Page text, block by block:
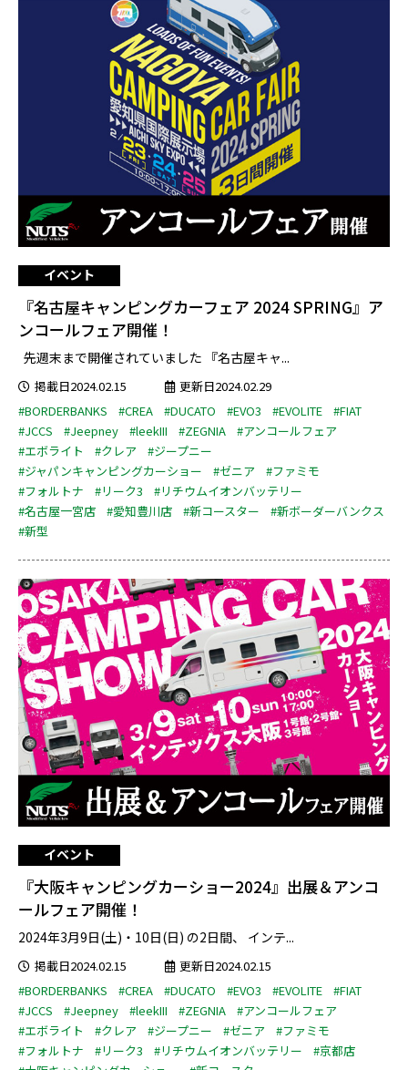
イベント
『名古屋キャンピングカーフェア 2024 SPRING』ア
ンコールフェア開催！
先週末まで開催されていました 『名古屋キャ...
掲載日2024.02.15
更新日2024.02.29
#BORDERBANKS
#CREA #DUCATO #EVO3 #EVOLITE
#FIAT
#JCCS
#Jeepney #leekIII #ZEGNIA
#アンコールフェア
#エボライト
#クレア
#ジープニー
#ジャパンキャンピングカーショー
#ゼニア
#ファミモ
#フォルトナ
#リーク3
#リチウムイオンバッテリー
#名古屋一宮店
#愛知豊川店 #新コースター
#新ボーダーバンクス
#新型
イベント
『大阪キャンピングカーショー2024』出展＆アンコ
ールフェア開催！
2024年3月9日(土)・10日(日) の2日間、 インテ...
掲載日2024.02.15
更新日2024.02.15
#BORDERBANKS
#CREA #DUCATO #EVO3 #EVOLITE
#FIAT
#JCCS
#Jeepney #leekIII #ZEGNIA
#アンコールフェア
#エボライト
#クレア #ジープニー #ゼニア
#ファミモ
#フォルトナ
#リーク3 #リチウムイオンバッテリー
#京都店